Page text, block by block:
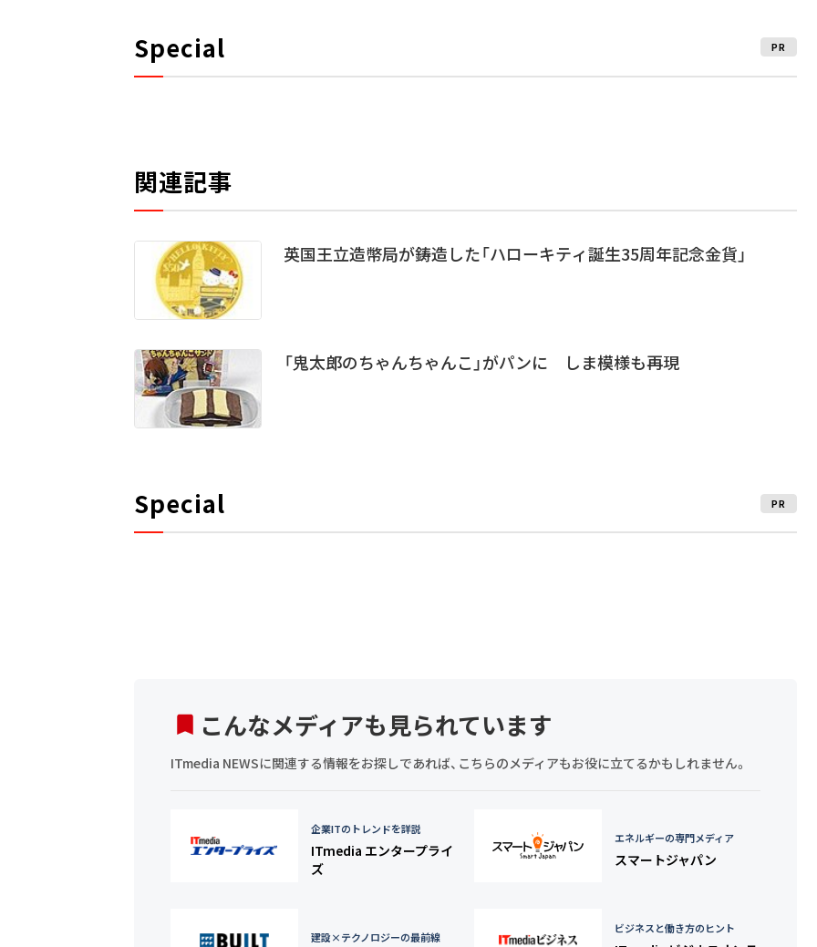
Special PR
関連記事
英国王立造幣局が鋳造した「ハローキティ誕生35周年記念金貨」
「鬼太郎のちゃんちゃんこ」がパンに しま模様も再現
Special PR
こんなメディアも見られています
ITmedia NEWSに関連する情報をお探しであれば、こちらのメディアもお役に立てるかもしれません。
企業ITのトレンドを詳説
ITmedia エンタープライ
ズ
エネルギーの専門メディア
スマートジャパン
建設×テクノロジーの最前線
ビジネスと働き方のヒント